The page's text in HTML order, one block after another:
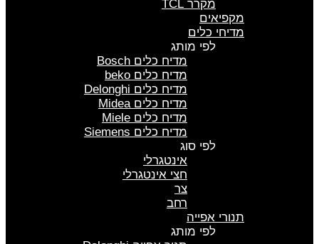
מקרר TCL
מקפיאים
מדיחי כלים
לפי מותג
מדיח כלים Bosch
מדיח כלים beko
מדיח כלים Delonghi
מדיח כלים Midea
מדיח כלים Miele
מדיח כלים Siemens
לפי סוג
אינטגרלי
חצי אינטגרלי
צר
רחב
תנורי אפייה
לפי מותג